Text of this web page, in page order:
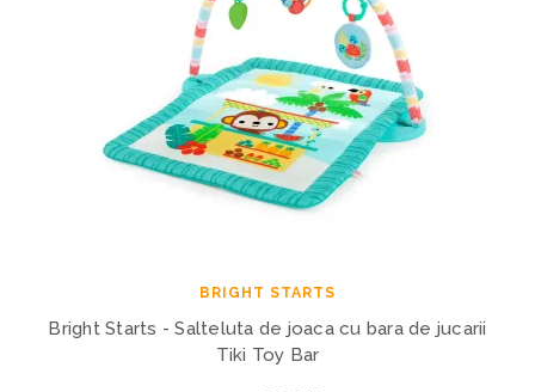
BRIGHT STARTS
Bright Starts - Salteluta de joaca cu bara de jucarii
Tiki Toy Bar